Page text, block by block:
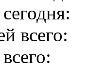
всего: